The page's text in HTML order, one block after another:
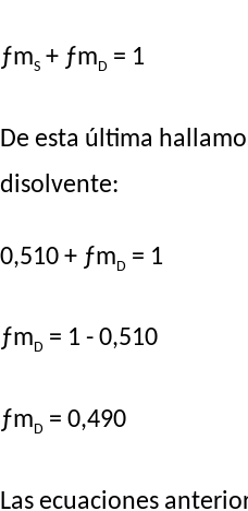
ƒmS + ƒm D = 1
De esta última
disolvente:
0,510 + ƒm D = 1
ƒm D = 1 - 0,510
ƒm D = 0,490
Las ecuaciones